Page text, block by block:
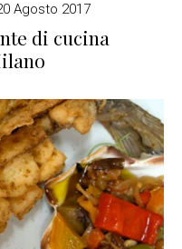
Agosto 2017
di cucina